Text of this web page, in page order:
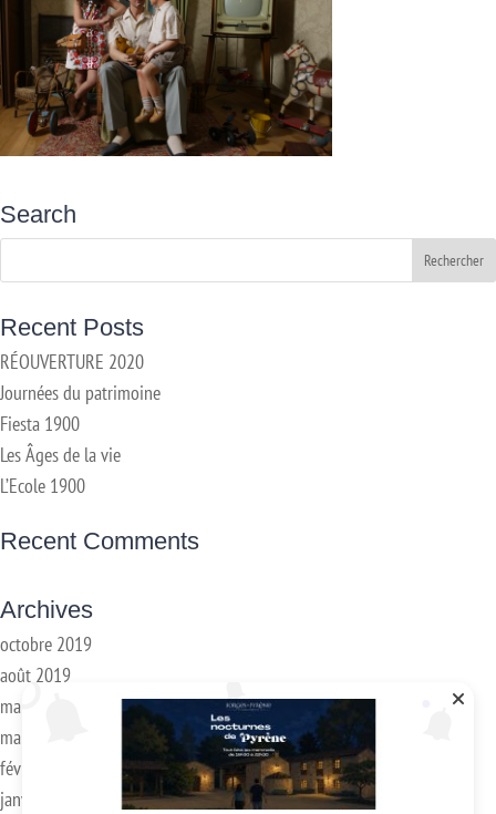
Search
Recent Posts
RÉOUVERTURE 2020
Journées du patrimoine
Fiesta 1900
Les Âges de la vie
L’Ecole 1900
Recent Comments
Archives
octobre 2019
août 2019
mai 2019
mars 2018
février 2018
janvier 2017